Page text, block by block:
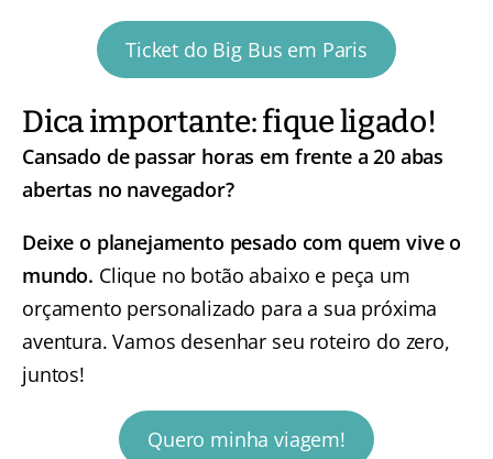
Ticket do Big Bus em Paris
Dica importante: fique ligado!
Cansado de passar horas em frente a 20 abas
abertas no navegador?
Deixe o planejamento pesado com quem vive o
mundo. Clique no botão abaixo e peça um
orçamento personalizado para a sua próxima
aventura. Vamos desenhar seu roteiro do zero,
juntos!
Quero minha viagem!